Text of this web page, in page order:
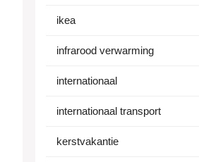
ikea
infrarood verwarming
internationaal
internationaal transport
kerstvakantie